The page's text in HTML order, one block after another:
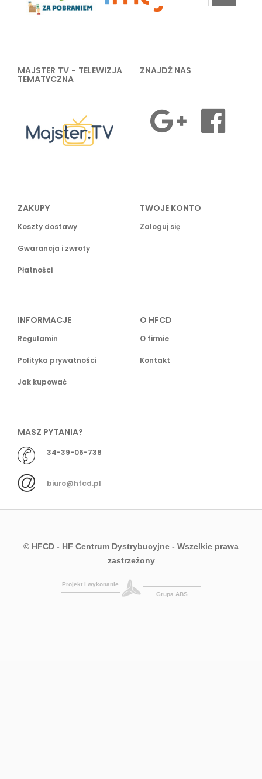
MAJSTER TV - TELEWIZJA
TEMATYCZNA
ZNAJDŹ NAS
ZAKUPY
Koszty dostawy
Gwarancja i zwroty
Płatności
TWOJE KONTO
Zaloguj się
INFORMACJE
Regulamin
Polityka prywatności
Jak kupować
O HFCD
O firmie
Kontakt
MASZ PYTANIA?
34-39-06-738
biuro@hfcd.pl
© HFCD - HF Centrum Dystrybucyjne - Wszelkie prawa
zastrzeżony
Projekt i wykonanie
Grupa ABS